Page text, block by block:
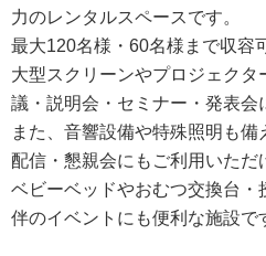
力のレンタルスペースです。
最大120名様・60名様まで収容
大型スクリーンやプロジェク
議・説明会・セミナー・発表会
また、音響設備や特殊照明も
配信・懇親会にもご利用いただ
ベビーベッドやおむつ交換台・
伴のイベントにも便利な施設で